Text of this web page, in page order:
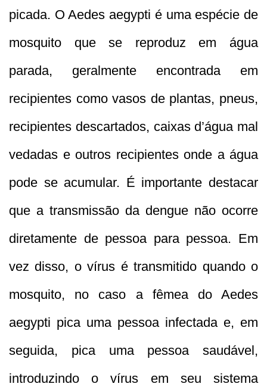
picada. O Aedes aegypti é uma espécie de
mosquito que se reproduz em água
parada, geralmente encontrada em
recipientes como vasos de plantas, pneus,
recipientes descartados, caixas d’água mal
vedadas e outros recipientes onde a água
pode se acumular. É importante destacar
que a transmissão da dengue não ocorre
diretamente de pessoa para pessoa. Em
vez disso, o vírus é transmitido quando o
mosquito, no caso a fêmea do Aedes
aegypti pica uma pessoa infectada e, em
seguida, pica uma pessoa saudável,
introduzindo o vírus em seu sistema